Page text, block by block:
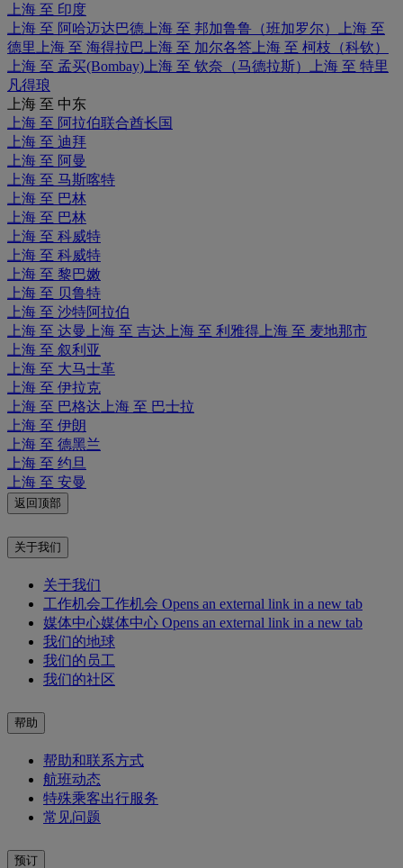
上海 至 印度
上海 至 阿哈迈达巴德 上海 至 邦加鲁鲁（班加罗尔）
上海 至
德里 上海 至 海得拉巴 上海 至 加尔各答 上海 至 柯枝（科钦）
上海 至 孟买(Bombay) 上海 至 钦奈（马德拉斯）
上海 至 特里
凡得琅
上海 至 中东
上海 至 阿拉伯联合酋长国
上海 至 迪拜
上海 至 阿曼
上海 至 马斯喀特
上海 至 巴林
上海 至 巴林
上海 至 科威特
上海 至 科威特
上海 至 黎巴嫩
上海 至 贝鲁特
上海 至 沙特阿拉伯
上海 至 达曼 上海 至 吉达 上海 至 利雅得 上海 至 麦地那市
上海 至 叙利亚
上海 至 大马士革
上海 至 伊拉克
上海 至 巴格达 上海 至 巴士拉
上海 至 伊朗
上海 至 德黑兰
上海 至 约旦
上海 至 安曼
返回顶部
关于我们
关于我们
工作机会工作机会 Opens an external link in a new tab
媒体中心媒体中心 Opens an external link in a new tab
我们的地球
我们的员工
我们的社区
帮助
帮助和联系方式
航班动态
特殊乘客出行服务
常见问题
预订